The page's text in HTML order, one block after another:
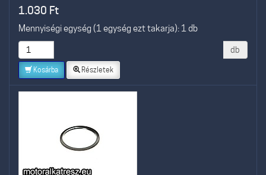
1.030 Ft
Mennyiségi egység (1 egység ezt takarja): 1 db
db
Kosárba Részletek